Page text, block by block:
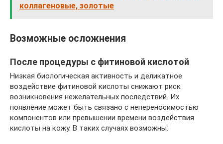
коллагеновые, золотые
Возможные осложнения
После процедуры с фитиновой кислотой
Низкая биологическая активность и деликатное
воздействие фитиновой кислоты снижают риск
возникновения нежелательных последствий. Их
появление может быть связано с непереносимостью
компонентов или превышении времени воздействия
кислоты на кожу. В таких случаях возможны: